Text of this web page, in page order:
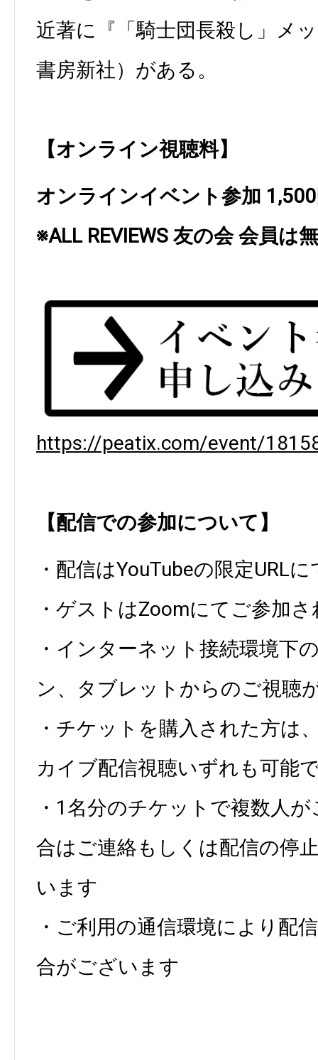
近著に『「騎士団長殺し」メ
書房新社）がある。
【オンライン視聴料】
オンラインイベント参加
※ALL REVIEWS 友の会 会員は
https://peatix.com/event/
【配信での参加について】
・配信はYouTubeの限定URL
・ゲストはZoomにてご参加
・インターネット接続環境下
ン、タブレットからのご視聴
・チケットを購入された方は
カイブ配信視聴いずれも可能
・1名分のチケットで複数人
合はご連絡もしくは配信の停
います
・ご利用の通信環境により配
合がございます